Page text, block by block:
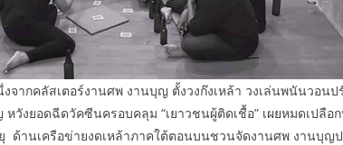
ากคลัสเตอร์งานศพ งานบุญ ตั้งวงก๊งเหล้า วงเล่นพนันวอน
วังยอดฉีดวัคซีนครอบคลุม “เยาวชนผู้ติดเชื้อ” เผยหมดเปลือ
ด้านเครือข่ายงดเหล้าภาคใต้ตอนบนชวนจัดงานศพ งานบุญ